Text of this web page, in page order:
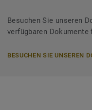
Besuchen Sie unseren
verfügbaren
BESUCHEN SIE UNSEREN